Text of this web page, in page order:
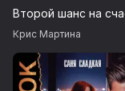
(С) Вероника
Второй шанс на
Крис Мартина